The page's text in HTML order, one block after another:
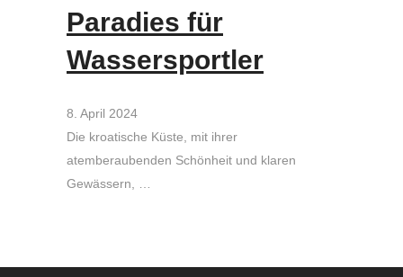
Paradies für
Wassersportler
8. April 2024
Die kroatische Küste, mit ihrer
atemberaubenden Schönheit und klaren
Gewässern, …